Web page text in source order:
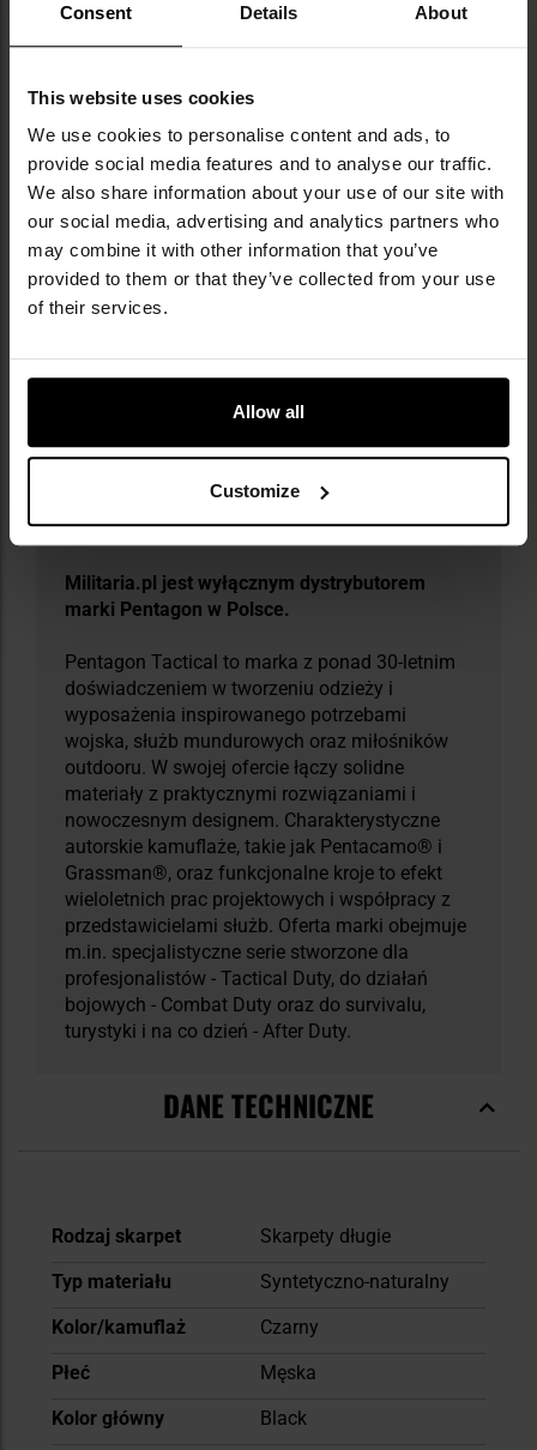
Consent Details About
This website uses cookies
We use cookies to personalise content and ads, to
provide social media features and to analyse our traffic.
We also share information about your use of our site with
our social media, advertising and analytics partners who
may combine it with other information that you’ve
provided to them or that they’ve collected from your use
of their services.
Allow all
Customize
dobre dopasowanie do kształtu stopy
szybkoschnący materiał
wykonane w 40% z wełny Merino
wzmocnienia przy palcach i na pięcie
płaskie szwy minimalizują ryzyko otarć
Informacja o producencie i bezpieczeństwo
Militaria.pl jest wyłącznym dystrybutorem
marki Pentagon w Polsce.
Pentagon Tactical to marka z ponad 30-letnim
doświadczeniem w tworzeniu odzieży i
wyposażenia inspirowanego potrzebami
wojska, służb mundurowych oraz miłośników
outdooru. W swojej ofercie łączy solidne
materiały z praktycznymi rozwiązaniami i
nowoczesnym designem. Charakterystyczne
autorskie kamuflaże, takie jak Pentacamo® i
Grassman®, oraz funkcjonalne kroje to efekt
wieloletnich prac projektowych i współpracy z
przedstawicielami służb. Oferta marki obejmuje
m.in. specjalistyczne serie stworzone dla
profesjonalistów - Tactical Duty, do działań
bojowych - Combat Duty oraz do survivalu,
turystyki i na co dzień - After Duty.
DANE TECHNICZNE
Więcej
Rodzaj skarpet
Skarpety długie
Typ materiału
Syntetyczno-naturalny
Kolor/kamuflaż
Czarny
Płeć
Męska
Kolor główny
Black